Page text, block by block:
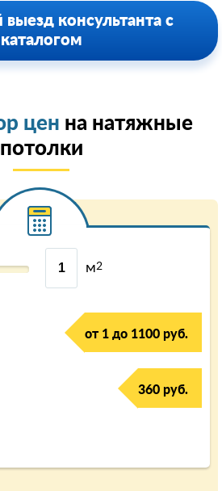
выезд консультанта с
каталогом
цен на натяжные
потолки
м2
от 1 до 1100 руб.
360 руб.